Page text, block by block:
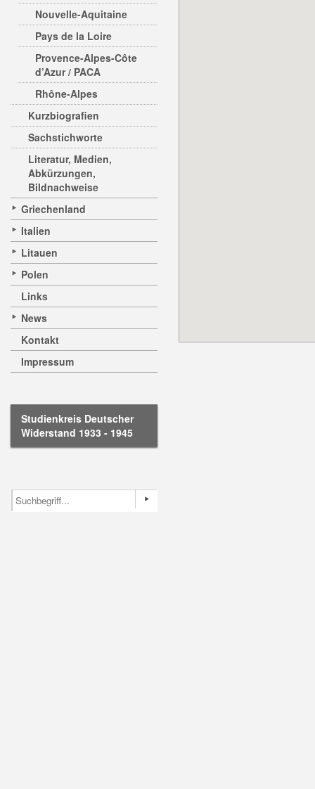
Nouvelle-Aquitaine
Pays de la Loire
Provence-Alpes-Côte
d’Azur / PACA
Rhône-Alpes
Kurzbiografien
Sachstichworte
Literatur, Medien,
Abkürzungen,
Bildnachweise
Griechenland
Italien
Litauen
Polen
Links
News
Kontakt
Impressum
Studienkreis Deutscher
Widerstand 1933 - 1945